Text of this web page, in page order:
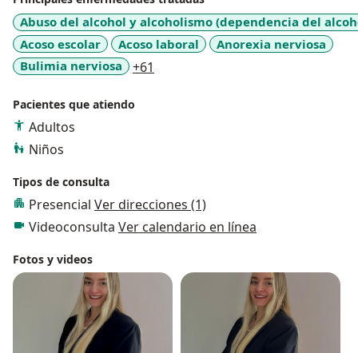
Abuso del alcohol y alcoholismo (dependencia del
Acoso escolar
Acoso laboral
Anorexia nerviosa
Bulimia nerviosa
+61
Pacientes que atiendo
Adultos
Niños
Tipos de consulta
Presencial Ver direcciones (1)
Videoconsulta Ver calendario en línea
Fotos y videos